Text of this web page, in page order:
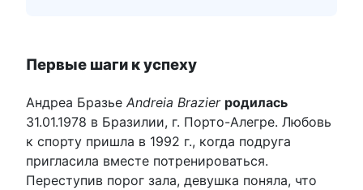
Первые шаги к успеху
Андреа Бразье Andreia Brazier родилась
31.01.1978 в Бразилии, г. Порто-Алегре. Любовь
к спорту пришла в 1992 г., когда подруга
пригласила вместе потренироваться.
Переступив порог зала, девушка поняла, что